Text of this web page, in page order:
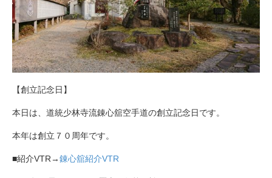
【創立記念日】
本日は、道統少林寺流錬心舘空手道の創立記念日です。
本年は創立７０周年です。
■紹介VTR→錬心舘紹介VTR